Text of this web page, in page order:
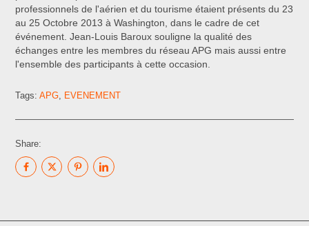
professionnels de l'aérien et du tourisme étaient présents du 23
au 25 Octobre 2013 à Washington, dans le cadre de cet
événement. Jean-Louis Baroux souligne la qualité des
échanges entre les membres du réseau APG mais aussi entre
l'ensemble des participants à cette occasion.
Tags:APG EVENEMENT
Share: